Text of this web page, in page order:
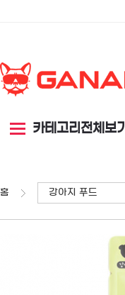
카테고리전체보기
홈 강아지 푸드